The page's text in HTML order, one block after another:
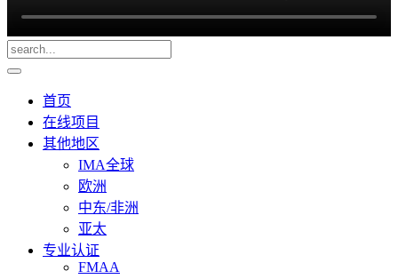
首页
在线项目
其他地区
IMA全球
欧洲
中东/非洲
亚太
专业认证
FMAA